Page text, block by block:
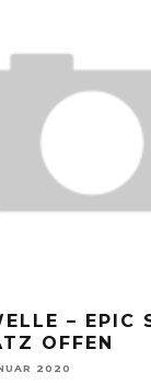
– EPIC
OFFEN
2020